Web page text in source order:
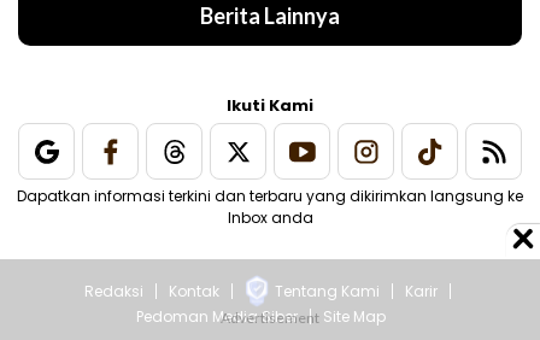
Berita Lainnya
Ikuti Kami
Dapatkan informasi terkini dan terbaru yang dikirimkan langsung ke
Inbox anda
Redaksi Kontak Tentang Kami
Karir
Pedoman Media Siber
Site Map